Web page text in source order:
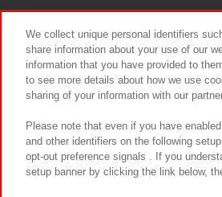
We collect unique personal identifiers
share information about your use of our
information that you have provided to
to see more details about how we use
sharing of your information with our
Please note that even if you have
and other identifiers on the following
opt-out preference signals . If you
setup banner by clicking the link below,